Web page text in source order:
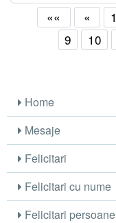
«« « 1
9
10
Home
Mesaje
Felicitari
Felicitari cu nume
Felicitari persoane